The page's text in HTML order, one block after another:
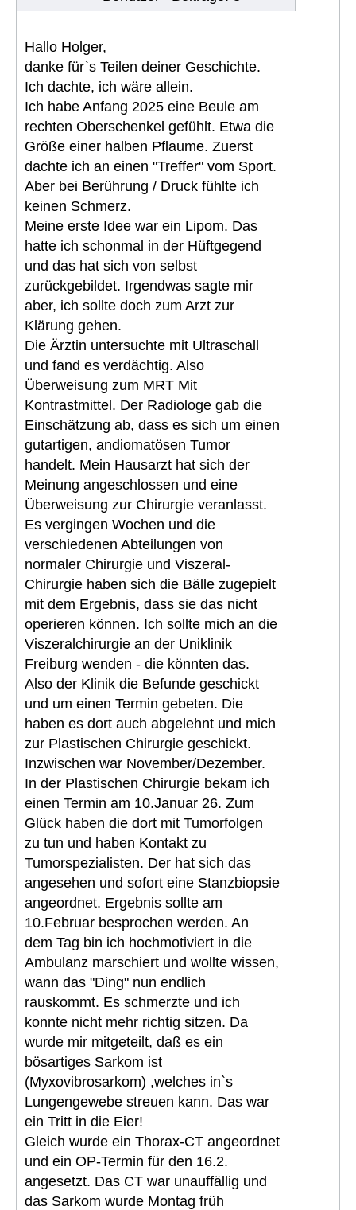
Hallo Holger,
danke für`s Teilen deiner Geschichte.
Ich dachte, ich wäre allein.
Ich habe Anfang 2025 eine Beule am
rechten Oberschenkel gefühlt. Etwa die
Größe einer halben Pflaume. Zuerst
dachte ich an einen "Treffer" vom Sport.
Aber bei Berührung / Druck fühlte ich
keinen Schmerz.
Meine erste Idee war ein Lipom. Das
hatte ich schonmal in der Hüftgegend
und das hat sich von selbst
zurückgebildet. Irgendwas sagte mir
aber, ich sollte doch zum Arzt zur
Klärung gehen.
Die Ärztin untersuchte mit Ultraschall
und fand es verdächtig. Also
Überweisung zum MRT Mit
Kontrastmittel. Der Radiologe gab die
Einschätzung ab, dass es sich um einen
gutartigen, andiomatösen Tumor
handelt. Mein Hausarzt hat sich der
Meinung angeschlossen und eine
Überweisung zur Chirurgie veranlasst.
Es vergingen Wochen und die
verschiedenen Abteilungen von
normaler Chirurgie und Viszeral-
Chirurgie haben sich die Bälle zugepielt
mit dem Ergebnis, dass sie das nicht
operieren können. Ich sollte mich an die
Viszeralchirurgie an der Uniklinik
Freiburg wenden - die könnten das.
Also der Klinik die Befunde geschickt
und um einen Termin gebeten. Die
haben es dort auch abgelehnt und mich
zur Plastischen Chirurgie geschickt.
Inzwischen war November/Dezember.
In der Plastischen Chirurgie bekam ich
einen Termin am 10.Januar 26. Zum
Glück haben die dort mit Tumorfolgen
zu tun und haben Kontakt zu
Tumorspezialisten. Der hat sich das
angesehen und sofort eine Stanzbiopsie
angeordnet. Ergebnis sollte am
10.Februar besprochen werden. An
dem Tag bin ich hochmotiviert in die
Ambulanz marschiert und wollte wissen,
wann das "Ding" nun endlich
rauskommt. Es schmerzte und ich
konnte nicht mehr richtig sitzen. Da
wurde mir mitgeteilt, daß es ein
bösartiges Sarkom ist
(Myxovibrosarkom) ,welches in`s
Lungengewebe streuen kann. Das war
ein Tritt in die Eier!
Gleich wurde ein Thorax-CT angeordnet
und ein OP-Termin für den 16.2.
angesetzt. Das CT war unauffällig und
das Sarkom wurde Montag früh